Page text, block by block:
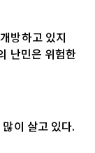
방하고 있지
난민은 위험한
이 살고 있다.